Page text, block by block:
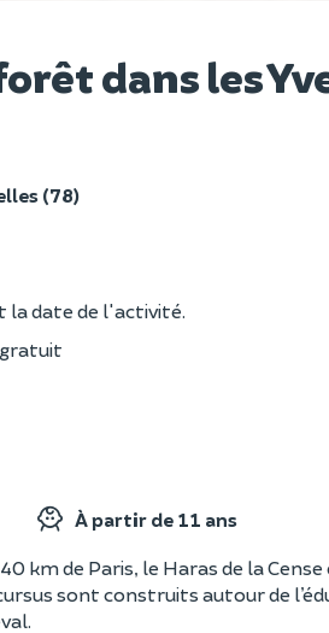
dans les
(78)
la date de l'activité.
À partir de 11 ans
km de Paris, le Haras de la
sont construits autour de